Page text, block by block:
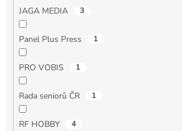
JAGA MEDIA 3
Panel Plus Press 1
PRO VOBIS 1
Rada seniorů ČR 1
RF HOBBY 4